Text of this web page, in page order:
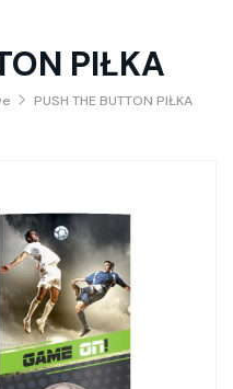
PIŁKA
PUSH THE BUTTON PIŁKA